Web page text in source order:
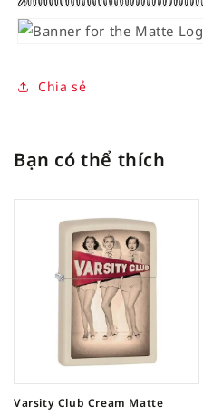
Chia sẻ
Bạn có thể thích
Varsity Club Cream Matte